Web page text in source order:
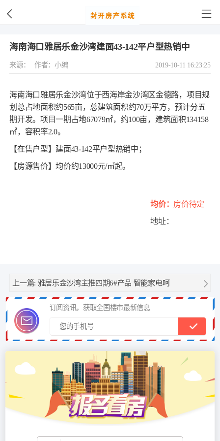
海南海口雅居乐金沙湾建面43-142平户型热销中
来源： 作者：小编 2019-10-11 16:23:25
海南海口雅居乐金沙湾位于西海岸金沙湾区金德路，项目规
划总占地面积约565亩，总建筑面积约70万平方，预计分五
期开发。项目一期占地67079㎡，约100亩，建筑面积134158
㎡，容积率2.0。
【在售户型】建面43-142平户型热销中；
【房源售价】均价约13000元/㎡起。
均价： 房价待定
地址：
上一篇: 雅居乐金沙湾主推四期6#产品 智能家电呵
订阅资讯，获取全国楼市最新信息